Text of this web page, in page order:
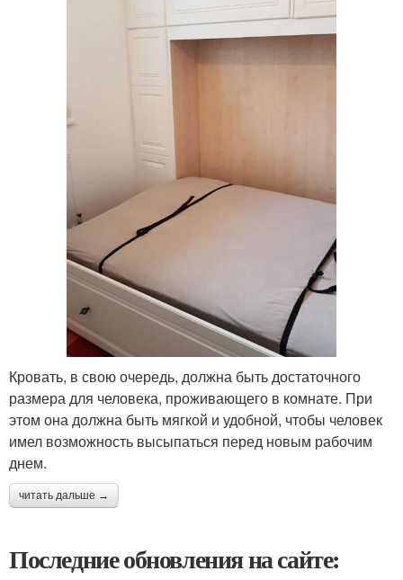
Кровать, в свою очередь, должна быть достаточного
размера для человека, проживающего в комнате. При
этом она должна быть мягкой и удобной, чтобы человек
имел возможность высыпаться перед новым рабочим
днем.
читать дальше →
Последние обновления на сайте: